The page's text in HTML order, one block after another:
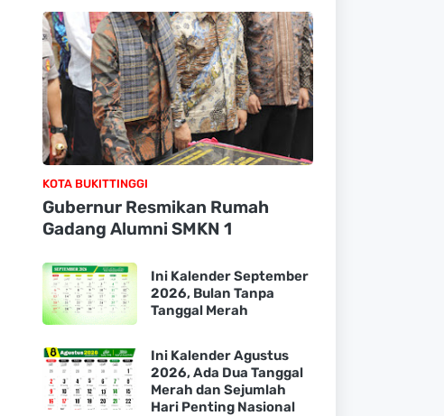
KOTA BUKITTINGGI
Gubernur Resmikan Rumah
Gadang Alumni SMKN 1
Ini Kalender September
2026, Bulan Tanpa
Tanggal Merah
Ini Kalender Agustus
2026, Ada Dua Tanggal
Merah dan Sejumlah
Hari Penting Nasional